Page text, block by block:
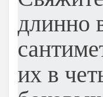
длинно
их в